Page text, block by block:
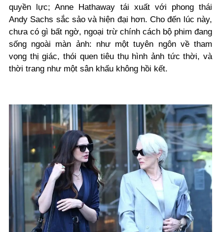
quyền lực; Anne Hathaway tái xuất với phong thái
Andy Sachs sắc sảo và hiện đại hơn. Cho đến lúc này,
chưa có gì bất ngờ, ngoại trừ chính cách bộ phim đang
sống ngoài màn ảnh: như một tuyên ngôn về tham
vọng thị giác, thói quen tiêu thụ hình ảnh tức thời, và
thời trang như một sân khấu không hồi kết.